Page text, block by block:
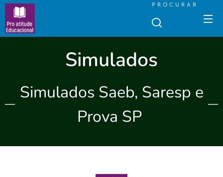
PROCURAR
Simulados
Simulados Saeb, Saresp e
Prova SP